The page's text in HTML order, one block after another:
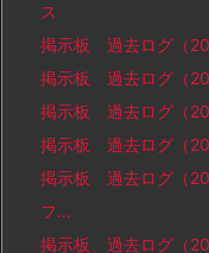
ス
掲示板 過去ログ（
掲示板 過去ログ（
掲示板 過去ログ（
掲示板 過去ログ（
掲示板 過去ログ（
フ…
掲示板 過去ログ（